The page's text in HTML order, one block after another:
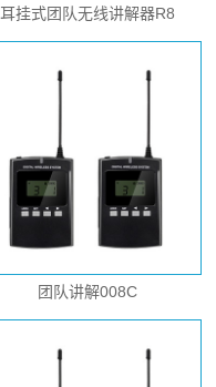
耳挂式团队无线讲解器R8
团队讲解008C